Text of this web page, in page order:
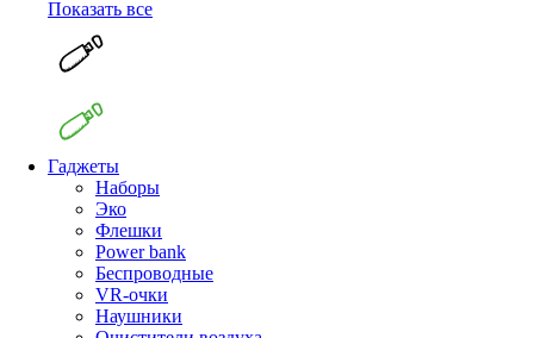
Показать все
Гаджеты
Наборы
Эко
Флешки
Power bank
Беспроводные
VR-очки
Наушники